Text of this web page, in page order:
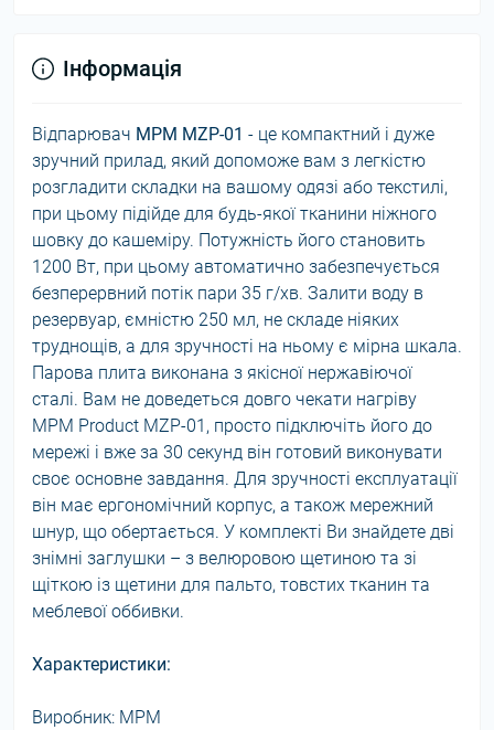
Інформація
Відпарювач MPM MZP-01 - це компактний і дуже
зручний прилад, який допоможе вам з легкістю
розгладити складки на вашому одязі або текстилі,
при цьому підійде для будь-якої тканини ніжного
шовку до кашеміру. Потужність його становить
1200 Вт, при цьому автоматично забезпечується
безперервний потік пари 35 г/хв. Залити воду в
резервуар, ємністю 250 мл, не складе ніяких
труднощів, а для зручності на ньому є мірна шкала.
Парова плита виконана з якісної нержавіючої
сталі. Вам не доведеться довго чекати нагріву
MPM Product MZP-01, просто підключіть його до
мережі і вже за 30 секунд він готовий виконувати
своє основне завдання. Для зручності експлуатації
він має ергономічний корпус, а також мережний
шнур, що обертається. У комплекті Ви знайдете дві
знімні заглушки – з велюровою щетиною та зі
щіткою із щетини для пальто, товстих тканин та
меблевої оббивки.
Характеристики:
Виробник: MPM